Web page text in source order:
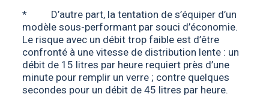
* D’autre part, la tentation de s’équiper d’un
modèle sous-performant par souci d’économie.
Le risque avec un débit trop faible est d’être
confronté à une vitesse de distribution lente : un
débit de 15 litres par heure requiert près d’une
minute pour remplir un verre ; contre quelques
secondes pour un débit de 45 litres par heure.